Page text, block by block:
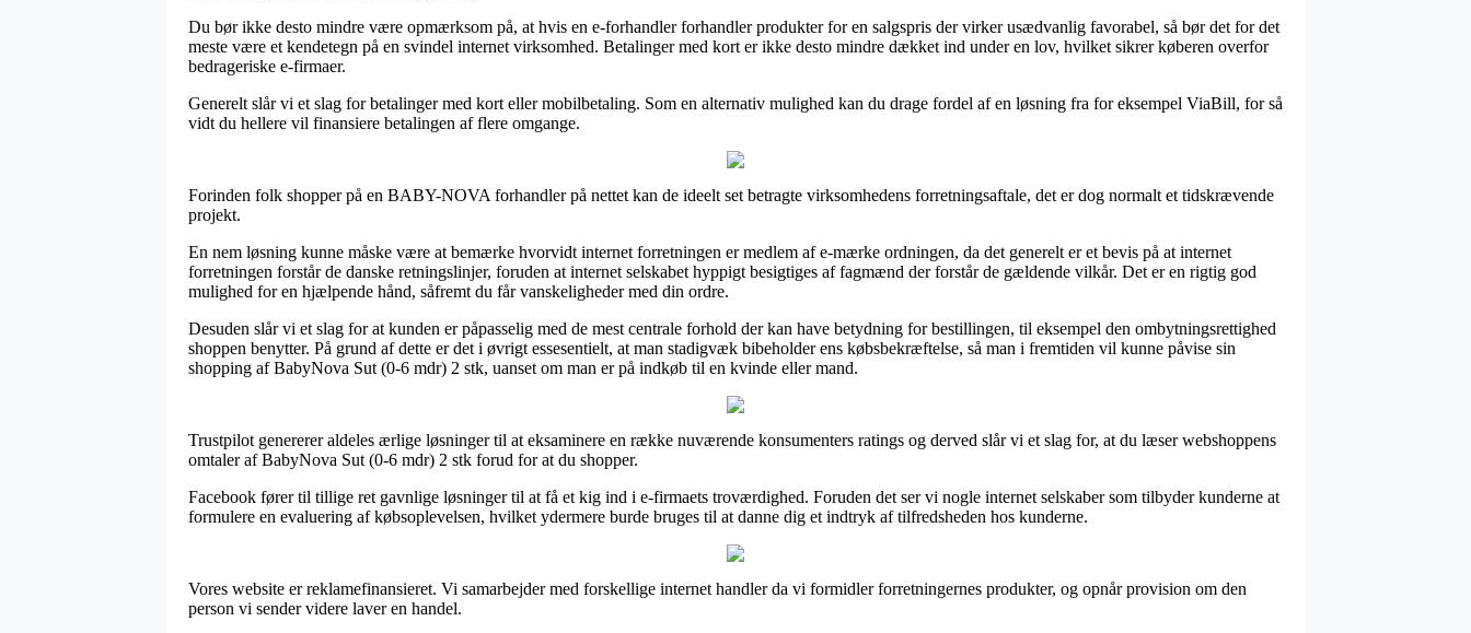
Du bør ikke desto mindre være opmærksom på, at hvis en e-forhandler forhandler produkter for en salgspris der virker usædvanlig favorabel, så bør det for det
meste være et kendetegn på en svindel internet virksomhed. Betalinger med kort er ikke desto mindre dækket ind under en lov, hvilket sikrer køberen overfor
bedrageriske e-firmaer.
Generelt slår vi et slag for betalinger med kort eller mobilbetaling. Som en alternativ mulighed kan du drage fordel af en løsning fra for eksempel ViaBill, for så
vidt du hellere vil finansiere betalingen af flere omgange.
Forinden folk shopper på en BABY-NOVA forhandler på nettet kan de ideelt set betragte virksomhedens forretningsaftale, det er dog normalt et tidskrævende
projekt.
En nem løsning kunne måske være at bemærke hvorvidt internet forretningen er medlem af e-mærke ordningen, da det generelt er et bevis på at internet
forretningen forstår de danske retningslinjer, foruden at internet selskabet hyppigt besigtiges af fagmænd der forstår de gældende vilkår. Det er en rigtig god
mulighed for en hjælpende hånd, såfremt du får vanskeligheder med din ordre.
Desuden slår vi et slag for at kunden er påpasselig med de mest centrale forhold der kan have betydning for bestillingen, til eksempel den ombytningsrettighed
shoppen benytter. På grund af dette er det i øvrigt essesentielt, at man stadigvæk bibeholder ens købsbekræftelse, så man i fremtiden vil kunne påvise sin
shopping af BabyNova Sut (0-6 mdr) 2 stk, uanset om man er på indkøb til en kvinde eller mand.
Trustpilot genererer aldeles ærlige løsninger til at eksaminere en række nuværende konsumenters ratings og derved slår vi et slag for, at du læser webshoppens
omtaler af BabyNova Sut (0-6 mdr) 2 stk forud for at du shopper.
Facebook fører til tillige ret gavnlige løsninger til at få et kig ind i e-firmaets troværdighed. Foruden det ser vi nogle internet selskaber som tilbyder kunderne at
formulere en evaluering af købsoplevelsen, hvilket ydermere burde bruges til at danne dig et indtryk af tilfredsheden hos kunderne.
Vores website er reklamefinansieret. Vi samarbejder med forskellige internet handler da vi formidler forretningernes produkter, og opnår provision om den
person vi sender videre laver en handel.